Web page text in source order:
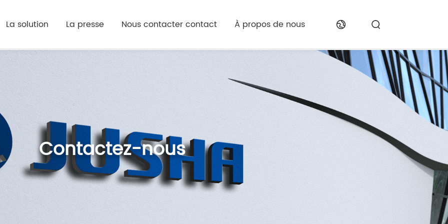
La solution La presse Nous contacter contact À propos de nous
Contactez-nous